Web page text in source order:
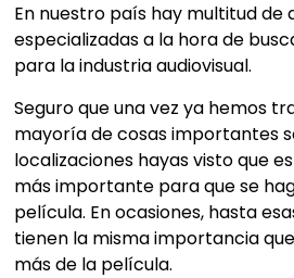
En nuestro país hay multitud de
especializadas a la hora de
para la industria audiovisual.
Seguro que una vez ya hemos
mayoría de cosas importantes
localizaciones hayas visto que
más importante para que se
película. En ocasiones, hasta
tienen la misma importancia
más de la película.